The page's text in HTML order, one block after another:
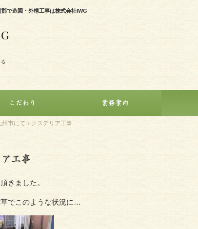
で造園・外構工事は株式会社IWG
こだわり 業務案内
州市にてエクステリア工事
工事
きました。
でこのような状況に…